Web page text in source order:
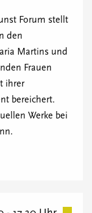
Forum stellt
den
Martins und
Frauen
ihrer
bereichert.
Werke bei